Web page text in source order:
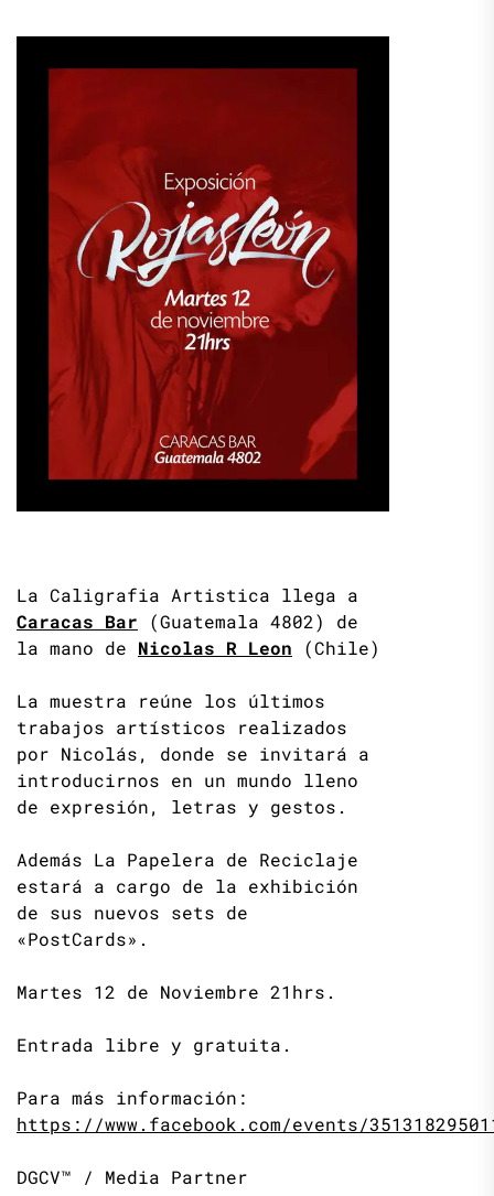
La Caligrafia Artistica llega a
Caracas Bar (Guatemala 4802) de
la mano de Nicolas R Leon (Chile)
La muestra reúne los últimos
trabajos artísticos realizados
por Nicolás, donde se invitará a
introducirnos en un mundo lleno
de expresión, letras y gestos.
Además La Papelera de Reciclaje
estará a cargo de la exhibición
de sus nuevos sets de
«PostCards».
Martes 12 de Noviembre 21hrs.
Entrada libre y gratuita.
Para más información:
https://www.facebook.com/events/
DGCV™ / Media Partner